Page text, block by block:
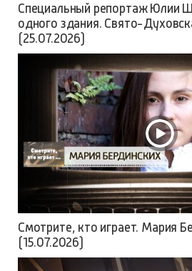
Специальный репортаж Юлии
одного здания. Свято-
(25.07.2026)
Смотрите, кто играет. Мария
(15.07.2026)